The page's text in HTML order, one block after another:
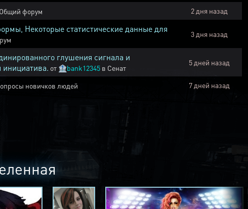
Общий форум 2 дня назад
Некоторые статистические данные для
3 дня назад
глушения сигнала и
от 🏦bank12345 в Сенат
5 дней назад
новичков людей 7 дней назад